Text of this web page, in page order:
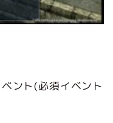
ント(必須イベント